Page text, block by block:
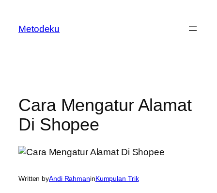
content
Metodeku
Cara Mengatur Alamat
Di Shopee
Written byAndi RahmaninKumpulan Trik